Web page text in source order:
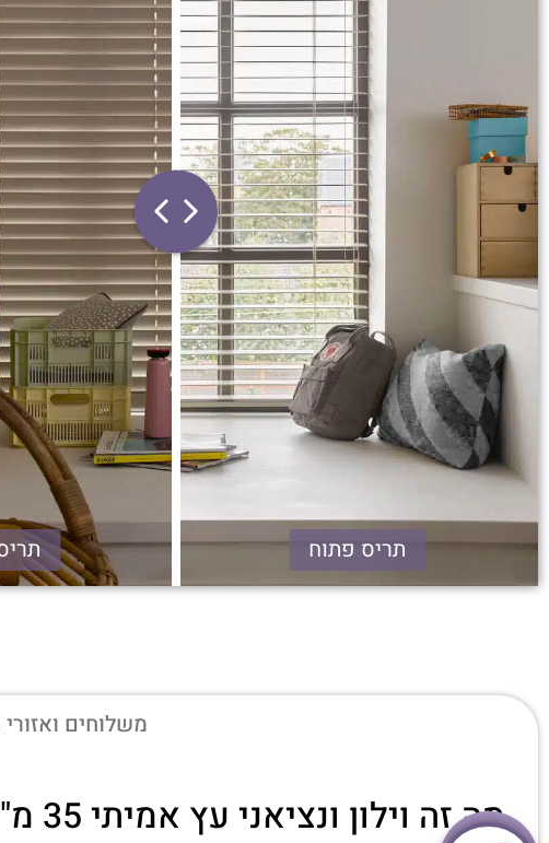
תריס פתוח
משלוחים
מה זה וילון ונציאני עץ אמיתי 35 מ"מ?